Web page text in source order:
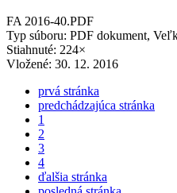
FA 2016-40.PDF
Typ súboru: PDF dokument,
Stiahnuté: 224×
Vložené: 30. 12. 2016
prvá stránka
predchádzajúca stránka
1
2
3
4
ďalšia stránka